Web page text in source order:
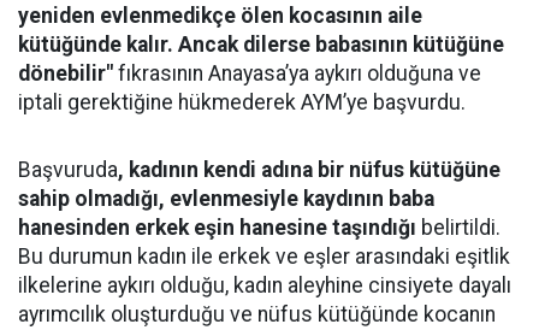
yeniden evlenmedikçe ölen kocasının aile
kütüğünde kalır. Ancak dilerse babasının kütüğüne
dönebilir" fıkrasının Anayasa’ya aykırı olduğuna ve
iptali gerektiğine hükmederek AYM’ye başvurdu.
Başvuruda, kadının kendi adına bir nüfus kütüğüne
sahip olmadığı, evlenmesiyle kaydının baba
hanesinden erkek eşin hanesine taşındığı belirtildi.
Bu durumun kadın ile erkek ve eşler arasındaki eşitlik
ilkelerine aykırı olduğu, kadın aleyhine cinsiyete dayalı
ayrımcılık oluşturduğu ve nüfus kütüğünde kocanın